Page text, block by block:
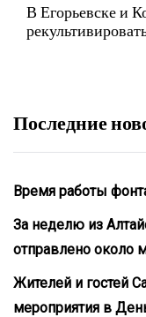
В Егорьевске и
Последние
Время работы
За неделю из
отправлено около
Жителей и гостей
мероприятия в